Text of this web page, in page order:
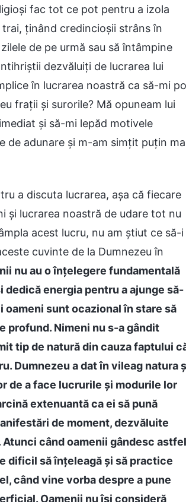
fac tot ce pot pentru a izola
ținând credincioșii strâns în
de pe urmă sau să întâmpine
dezvăluiți de lucrarea lui
în lucrarea noastră ca să-mi
frații și surorile? Mă opuneam lui
și să-mi lepăd motivele
de adunare și m-am simțit puțin
a discuta lucrarea, așa că fiecare
și lucrarea noastră de udare tot nu
acest lucru, nu am știut ce să-i
cuvinte de la Dumnezeu în
nu au o înțelegere fundamentală
energia pentru a ajunge să-
sunt ocazional în stare să
profund. Nimeni nu s-a gândit
tip de natură din cauza faptului
Dumnezeu a dat în vileag natura
de a face lucrurile și modurile lor
extenuantă ca ei să pună
de moment, dezvăluite
când oamenii gândesc
dificil să înțeleagă și să practice
când vine vorba despre a pune
Oamenii nu își consideră